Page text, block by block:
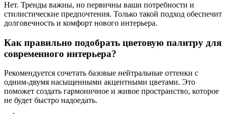
Нет. Тренды важны, но первичны ваши потребности и
стилистические предпочтения. Только такой подход обеспечит
долговечность и комфорт нового интерьера.
Как правильно подобрать цветовую палитру для
современного интерьера?
Рекомендуется сочетать базовые нейтральные оттенки с
одним-двумя насыщенными акцентными цветами. Это
поможет создать гармоничное и живое пространство, которое
не будет быстро надоедать.